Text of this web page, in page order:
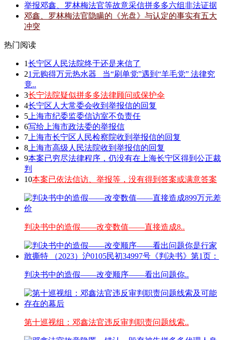
举报邓鑫、罗林梅法官等故意采信拼多多六组非法证据
邓鑫、罗林梅法官隐瞒的《光盘》与认定的事实有五大
冲突
热门阅读
1长宁区人民法院终于还是来信了
21元购得万元热水器 _当“刷单党”遇到“羊毛党” 法律究
竟..
3长宁法院疑似拼多多法律顾问或保护伞
4长宁区人大常委会收到举报信的回复
5 上海市纪委监委信访室不负责任
6写给上海市政法委的举报信
7 上海市长宁区人民检察院收到举报信的回复
8 上海市高级人民法院收到举报信的回复
9本案已穷尽法律程序，仍没有在上海长宁区得到公正裁
判
10本案已依法信访、举报等，没有得到答案或满意答案
判决书中的造假——改变数值——直接造成8..
判决书中的造假——改变顺序——看出问题你..
第十巡视组：邓鑫法官违反审判职责问题线索..